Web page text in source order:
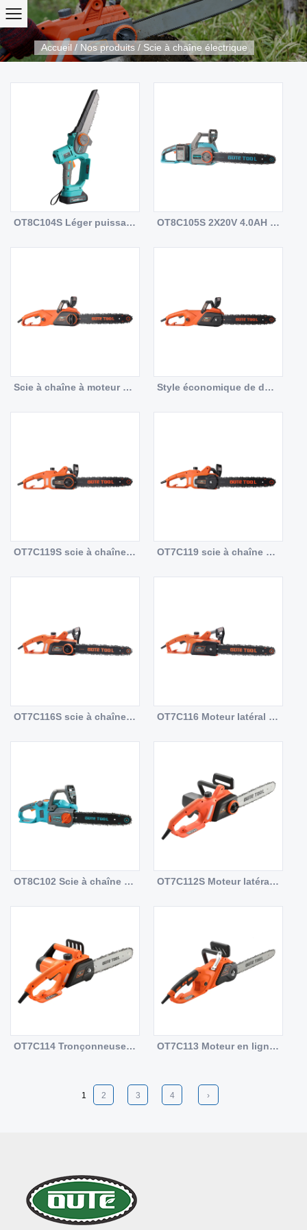
Accueil / Nos produits / Scie à chaîne électrique
OT8C104S Léger puissant 20V DC mini-chaîne de chaîne de main OT8C105S 2X20V 4.0AH SCIE DE MOTEUR DE MOTEUR SIRMOILE DE SAPICATION DC
Scie à chaîne à moteur en ligne OT7C118S, Double frein, Style économique, réglage de la chaîne sans outil Style économique de double frein de scie à chaîne de moteur en ligne OT7C118
OT7C119S scie à chaîne poignée souple poignée à grande boucle coupe horizontale outil de conception à jour réglage de la chaîne gratuit OT7C119 scie à chaîne poignée souple poignée à grande boucle coupe horizontale conception à jour
OT7C116S scie à chaîne poignée souple poignée à grande boucle outil de coupe horizontale professionnel gratuit OT7C116 Moteur latéral tronçonneuses électriques certificats européens barre plus forte certificats d'engrenage en métal jardin puissant moteur en cuivre
OT8C102 Scie à chaîne CC sans balais 20 V, batterie 4,0 Ah et chargeur inclus Nouveau look et parfait pour les utilisateurs personnels et professionnels OT7C112S Moteur latéral tronçonneuse électrique moteur en cuivre conception compacte double frein outils de jardin professionnels
OT7C114 Tronçonneuse électrique à moteur latéral Design compact double frein Outils de jardin professionnels OT7C113 Moteur en ligne scie à chaîne Double frein puissant moteur en cuivre 2400W design distinctif
1 2 3 4 ›